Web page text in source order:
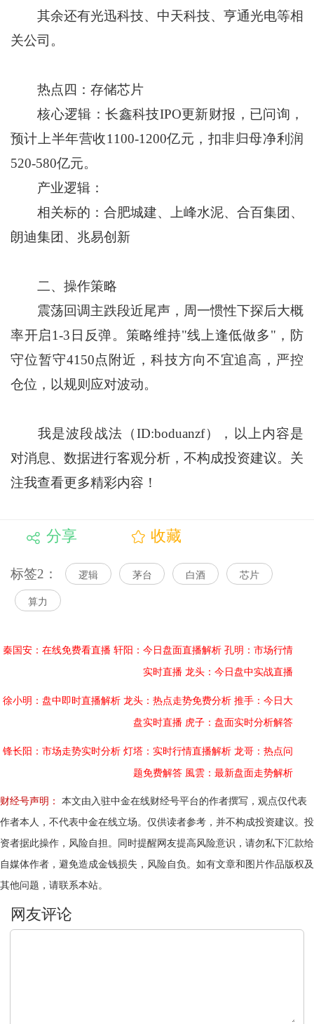
其余还有光迅科技、中天科技、亨通光电等相
关公司。
热点四：存储芯片
核心逻辑：长鑫科技IPO更新财报，已问询，
预计上半年营收1100-1200亿元，扣非归母净利润
520-580亿元。
产业逻辑：
相关标的：合肥城建、上峰水泥、合百集团、
朗迪集团、兆易创新
二、操作策略
震荡回调主跌段近尾声，周一惯性下探后大概
率开启1-3日反弹。策略维持"线上逢低做多"，防
守位暂守4150点附近，科技方向不宜追高，严控
仓位，以规则应对波动。
我是波段战法（ID:boduanzf），以上内容是
对消息、数据进行客观分析，不构成投资建议。关
注我查看更多精彩内容！
分享 收藏
标签2： 逻辑 茅台 白酒 芯片
算力
秦国安：在线免费看直播 轩阳：今日盘面直播解析 孔明：市场行情
实时直播 龙头：今日盘中实战直播
徐小明：盘中即时直播解析 龙头：热点走势免费分析 推手：今日大
盘实时直播 虎子：盘面实时分析解答
锋长阳：市场走势实时分析 灯塔：实时行情直播解析 龙哥：热点问
题免费解答 風雲：最新盘面走势解析
财经号声明：
本文由入驻中金在线财经号平台的作者撰写，观点仅代表
作者本人，不代表中金在线立场。仅供读者参考，并不构成投资建议。投
资者据此操作，风险自担。同时提醒网友提高风险意识，请勿私下汇款给
自媒体作者，避免造成金钱损失，风险自负。如有文章和图片作品版权及
其他问题，请联系本站。